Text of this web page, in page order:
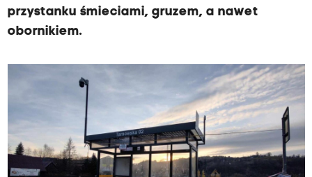
przystanku śmieciami, gruzem, a nawet
obornikiem.